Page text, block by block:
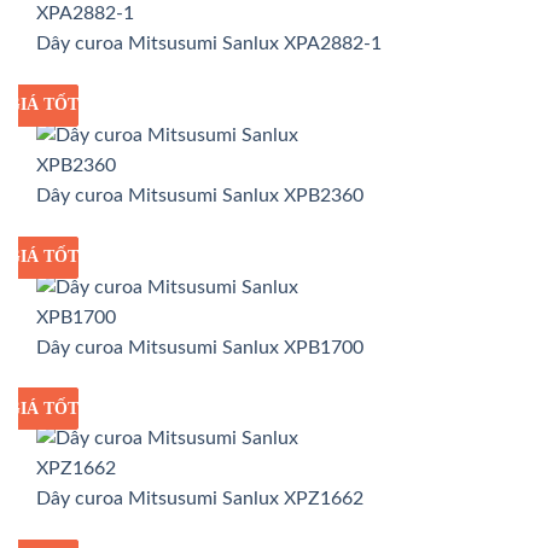
Dây curoa Mitsusumi Sanlux XPA2882-1
GIÁ SỈ
GIÁ TỐT
Dây curoa Mitsusumi Sanlux XPB2360
GIÁ SỈ
GIÁ TỐT
Dây curoa Mitsusumi Sanlux XPB1700
GIÁ SỈ
GIÁ TỐT
Dây curoa Mitsusumi Sanlux XPZ1662